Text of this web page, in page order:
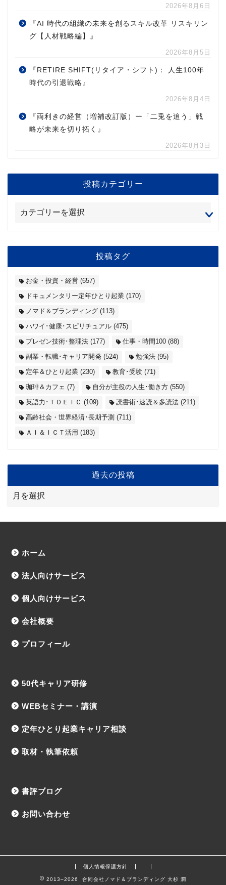
2026年8月6日
『AI 時代の組織の未来を創るスキル改革 リスキリン
グ【人材戦略編】』
2026年8月5日
『RETIRE SHIFT(リタイア・シフト)： 人生100年
時代の引退戦略』
2026年8月4日
『両利きの経営（増補改訂版）ー「二兎を追う」戦
略が未来を切り拓く』
2026年8月3日
投稿カテゴリー
投稿タグ
お金・投資・経営 (657)
ドキュメンタリー定年ひとり起業 (170)
ノマド＆ブランディング (113)
ハワイ･健康･スピリチュアル (475)
プレゼン技術･整理法 (177) 仕事・時間100 (88)
副業・転職･キャリア開発 (524) 勉強法 (95)
定年＆ひとり起業 (230) 教育･受験 (71)
珈琲＆カフェ (7) 自分が主役の人生･働き方 (550)
英語力･ＴＯＥＩＣ (109) 読書術･速読＆多読法 (211)
高齢社会・世界経済･長期予測 (711)
ＡＩ＆ＩＣＴ活用 (183)
過去の投稿
ホーム
法人向けサービス
個人向けサービス
会社概要
プロフィール
50代キャリア研修
WEBセミナー・講演
定年ひとり起業キャリア相談
取材・執筆依頼
書評ブログ
お問い合わせ
個人情報保護方針
2013–2026 合同会社ノマド＆ブランディング 大杉 潤